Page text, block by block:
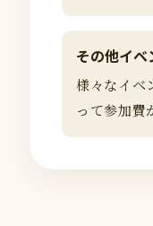
その他イ
様々なイベ
って参加費